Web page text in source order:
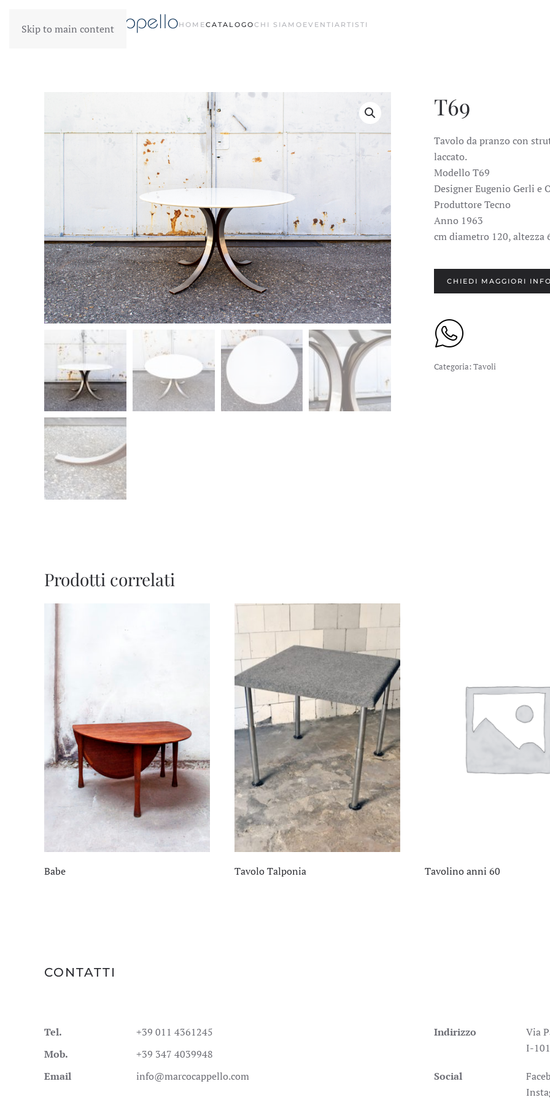
Skip to main content HOMECATALOGOCHI SIAMO EVENTI ARTISTI
T69
Tavolo da pranzo con
laccato.
Modello T69
Designer Eugenio Gerli e
Produttore Tecno
Anno 1963
cm diametro 120, altezza
CHIEDI MAGGIORI
Categoria: Tavoli
Prodotti correlati
Babe Tavolo Talponia Tavolino anni 60
CONTATTI
Tel.
+39 011 4361245
Mob.
+39 347 4039948
Email
info@marcocappello.com
Indirizzo
Via
I-
Social